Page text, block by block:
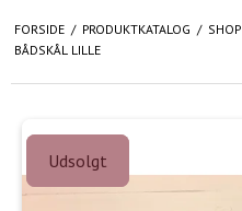
FORSIDE / PRODUKTKATALOG / SHOP
BÅDSKÅL LILLE
Udsolgt
Udsolgt